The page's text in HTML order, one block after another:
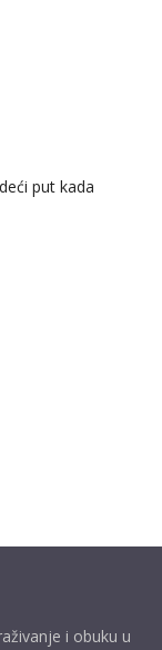
put kada
i obuku u